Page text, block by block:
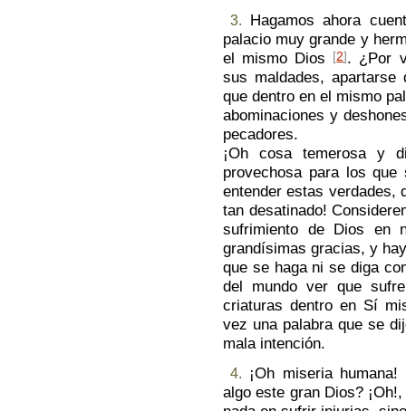
3.
Hagamos ahora
palacio muy grande y
el mismo Dios
[2]. ¿Por
sus maldades,
que dentro en el mismo
abominaciones y
pecadores.
¡Oh cosa temerosa y
provechosa para los que
entender estas verdades,
tan desatinado!
sufrimiento de Dios en
grandísimas gracias, y
que se haga ni se diga
del mundo ver que
criaturas dentro en Sí
vez una palabra que se
mala intención.
4.
¡Oh miseria
algo este gran Dios?